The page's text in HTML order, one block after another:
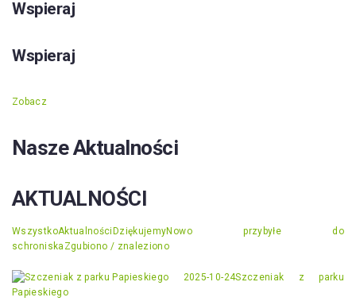
Wspieraj
Wspieraj
Zobacz
Nasze Aktualności
AKTUALNOŚCI
WszystkoAktualności DziękujemyNowo przybyłe do
schroniska Zgubiono / znaleziono
2025-10-24Szczeniak z parku
Papieskiego